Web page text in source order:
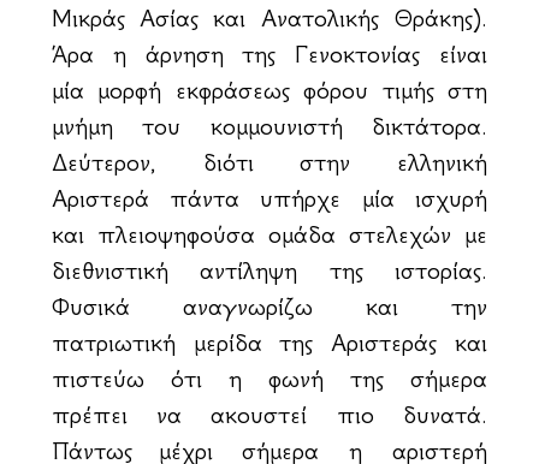
Μικράς Ασίας και Ανατολικής Θράκης).
Άρα η άρνηση της Γενοκτονίας είναι
μία μορφή εκφράσεως φόρου τιμής στη
μνήμη του κομμουνιστή δικτάτορα.
Δεύτερον, διότι στην ελληνική
Αριστερά πάντα υπήρχε μία ισχυρή
και πλειοψηφούσα ομάδα στελεχών με
διεθνιστική αντίληψη της ιστορίας.
Φυσικά αναγνωρίζω και την
πατριωτική μερίδα της Αριστεράς και
πιστεύω ότι η φωνή της σήμερα
πρέπει να ακουστεί πιο δυνατά.
Πάντως μέχρι σήμερα η αριστερή